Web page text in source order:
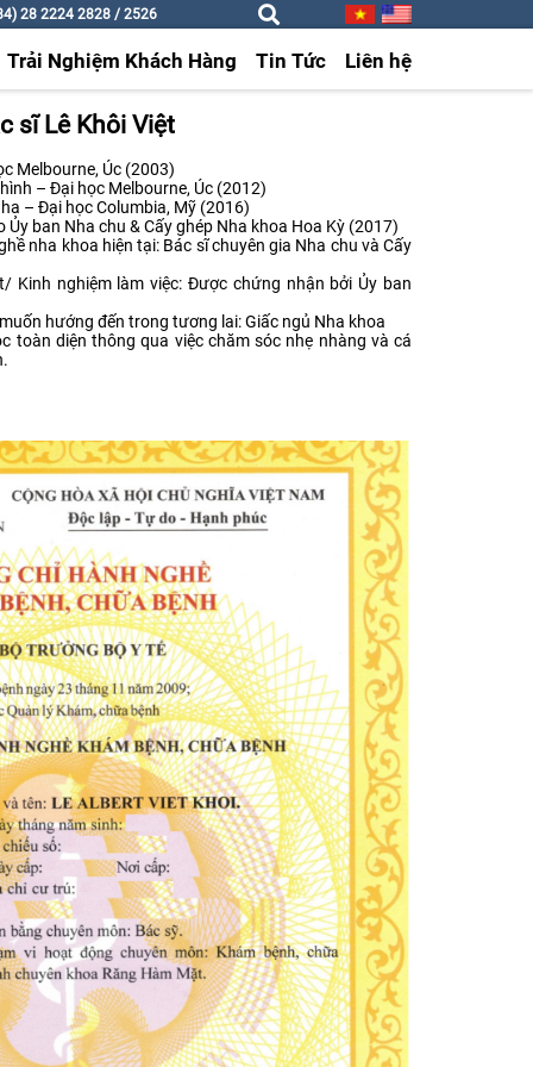
28 2224 2828 / 2526
Trải Nghiệm Khách Hàng Tin Tức Liên hệ
sĩ Lê Khôi Việt
Melbourne, Úc (2003)
– Đại học Melbourne, Úc (2012)
– Đại học Columbia, Mỹ (2016)
Ủy ban Nha chu & Cấy ghép Nha khoa Hoa Kỳ (2017)
nha khoa hiện tại: Bác sĩ chuyên gia Nha chu và Cấy
Kinh nghiệm làm việc: Được chứng nhận bởi Ủy ban
hướng đến trong tương lai: Giấc ngủ Nha khoa
toàn diện thông qua việc chăm sóc nhẹ nhàng và cá